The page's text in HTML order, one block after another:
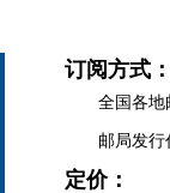
订阅方式：
全国各地
邮局发行代
定价：